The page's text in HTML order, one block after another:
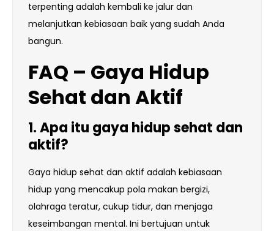
terpenting adalah kembali ke jalur dan
melanjutkan kebiasaan baik yang sudah Anda
bangun.
FAQ – Gaya Hidup
Sehat dan Aktif
1. Apa itu gaya hidup sehat dan
aktif?
Gaya hidup sehat dan aktif adalah kebiasaan
hidup yang mencakup pola makan bergizi,
olahraga teratur, cukup tidur, dan menjaga
keseimbangan mental. Ini bertujuan untuk